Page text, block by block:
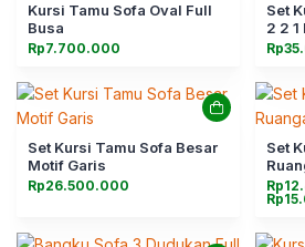
Kursi Tamu Sofa Oval Full
Busa
Rp7.700.000
Set
2 2
Rp
Set Kursi Tamu Sofa Besar
Motif Garis
Rp26.500.000
Set
Rp
Rp